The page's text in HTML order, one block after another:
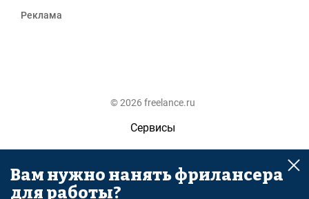
Реклама
© 2026 freelance.ru
Сервисы
Помощь
Поиск
Вам нужно нанять фрилансера
для работы?